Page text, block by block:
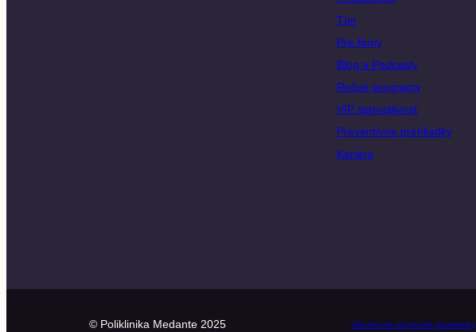
Tím
Pre firmy
Blog a Podcasty
Ročné programy
VIP starostlivosť
Preventívne prehliadky
Kariéra
© Poliklinika Medante 2025 Všeobecné obchodné podmienky